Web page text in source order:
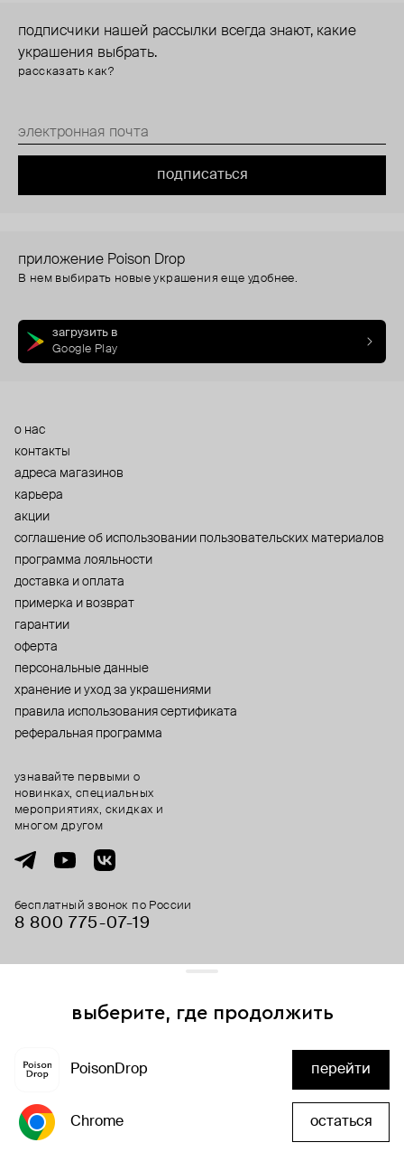
подписчики нашей рассылки всегда знают, какие
украшения выбрать.
рассказать как?
подписаться
приложение Poison Drop
В нем выбирать новые украшения еще удобнее.
загрузить в
Google Play
о нас
контакты
адреса магазинов
карьера
акции
cоглашение об использовании пользовательских материалов
программа лояльности
доставка и оплата
примерка и возврат
гарантии
оферта
персональные данные
хранение и уход за украшениями
правила использования сертификата
реферальная программа
бесплатный звонок по России
8 800 775⁠-07⁠-19
узнавайте первыми о
новинках, специальных
мероприятиях, скидках и
многом другом
выберите, где продолжить
PoisonDrop перейти
Chrome остаться
и сервисы аналитики. Продолжая его использование,
вы соглашаетесь с нашим